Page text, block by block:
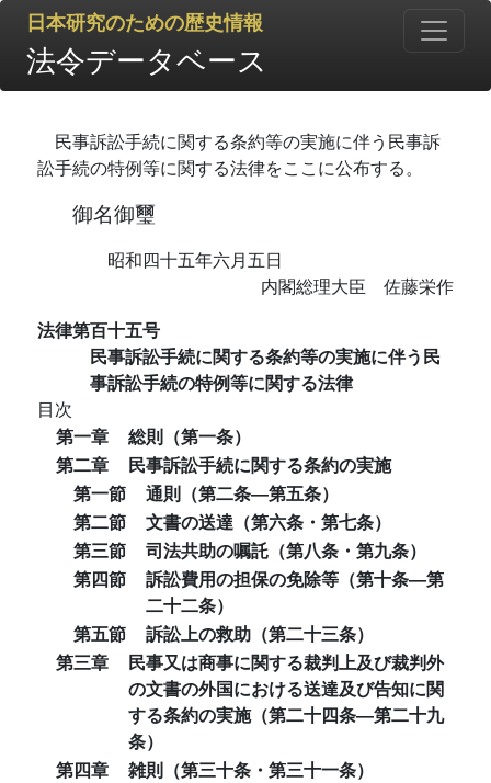
日本研究のための歴史情報
法令データベース
民事訴訟手続に関する条約等の実施に伴う民事訴
訟手続の特例等に関する法律をここに公布する。
御名御璽
昭和四十五年六月五日
内閣総理大臣 佐藤栄作
法律第百十五号
民事訴訟手続に関する条約等の実施に伴う民
事訴訟手続の特例等に関する法律
目次
第一章
総則（第一条）
第二章
民事訴訟手続に関する条約の実施
第一節
通則（第二条―第五条）
第二節
文書の送達（第六条・第七条）
第三節
司法共助の嘱託（第八条・第九条）
第四節
訴訟費用の担保の免除等（第十条―第
二十二条）
第五節
訴訟上の救助（第二十三条）
第三章
民事又は商事に関する裁判上及び裁判外
の文書の外国における送達及び告知に関
する条約の実施（第二十四条―第二十九
条）
第四章
雑則（第三十条・第三十一条）